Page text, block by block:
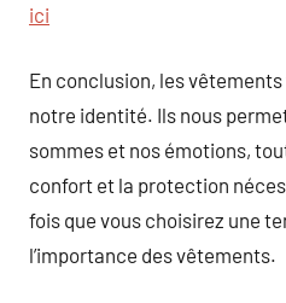
ici
En conclusion, les
notre identité. Ils nous
sommes et nos émotions,
confort et la protection
fois que vous choisirez une
l’importance des vêtements.